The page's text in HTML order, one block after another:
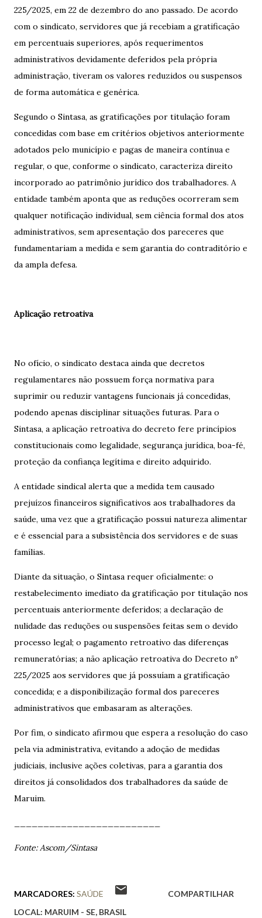
225/2025, em 22 de dezembro do ano passado. De acordo
com o sindicato, servidores que já recebiam a gratificação
em percentuais superiores, após requerimentos
administrativos devidamente deferidos pela própria
administração, tiveram os valores reduzidos ou suspensos
de forma automática e genérica.
Segundo o Sintasa, as gratificações por titulação foram
concedidas com base em critérios objetivos anteriormente
adotados pelo município e pagas de maneira contínua e
regular, o que, conforme o sindicato, caracteriza direito
incorporado ao patrimônio jurídico dos trabalhadores. A
entidade também aponta que as reduções ocorreram sem
qualquer notificação individual, sem ciência formal dos atos
administrativos, sem apresentação dos pareceres que
fundamentariam a medida e sem garantia do contraditório e
da ampla defesa.
Aplicação retroativa
No ofício, o sindicato destaca ainda que decretos
regulamentares não possuem força normativa para
suprimir ou reduzir vantagens funcionais já concedidas,
podendo apenas disciplinar situações futuras. Para o
Sintasa, a aplicação retroativa do decreto fere princípios
constitucionais como legalidade, segurança jurídica, boa-fé,
proteção da confiança legítima e direito adquirido.
A entidade sindical alerta que a medida tem causado
prejuízos financeiros significativos aos trabalhadores da
saúde, uma vez que a gratificação possui natureza alimentar
e é essencial para a subsistência dos servidores e de suas
famílias.
Diante da situação, o Sintasa requer oficialmente: o
restabelecimento imediato da gratificação por titulação nos
percentuais anteriormente deferidos; a declaração de
nulidade das reduções ou suspensões feitas sem o devido
processo legal; o pagamento retroativo das diferenças
remuneratórias; a não aplicação retroativa do Decreto nº
225/2025 aos servidores que já possuíam a gratificação
concedida; e a disponibilização formal dos pareceres
administrativos que embasaram as alterações.
Por fim, o sindicato afirmou que espera a resolução do caso
pela via administrativa, evitando a adoção de medidas
judiciais, inclusive ações coletivas, para a garantia dos
direitos já consolidados dos trabalhadores da saúde de
Maruim.
Fonte: Ascom/Sintasa
MARCADORES: SAÚDE
LOCAL: MARUIM - SE, BRASIL
COMPARTILHAR